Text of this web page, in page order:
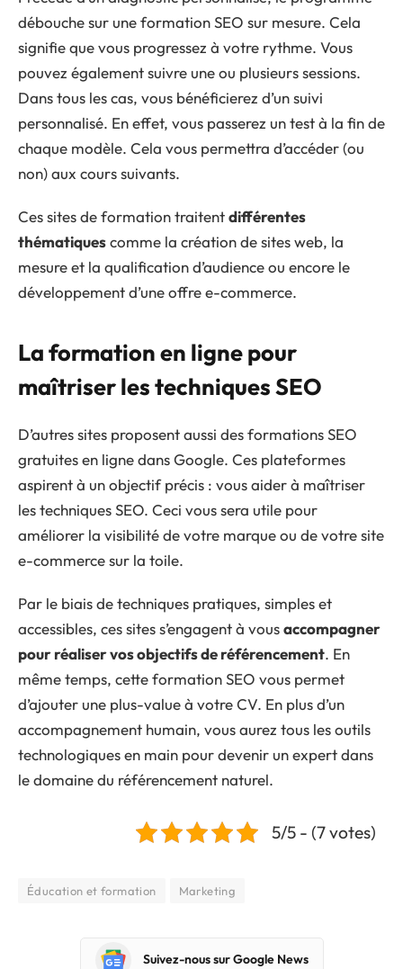
débouche sur une formation SEO sur mesure. Cela
signifie que vous progressez à votre rythme. Vous
pouvez également suivre une ou plusieurs sessions.
Dans tous les cas, vous bénéficierez d’un suivi
personnalisé. En effet, vous passerez un test à la fin de
chaque modèle. Cela vous permettra d’accéder (ou
non) aux cours suivants.
Ces sites de formation traitentdifférentes
thématiquescomme la création de sites web, la
mesure et la qualification d’audience ou encore le
développement d’une offre e-commerce.
La formation en ligne pour
maîtriser les techniques SEO
D’autres sites proposent aussi des formations SEO
gratuites en ligne dans Google. Ces plateformes
aspirent à un objectif précis : vous aider à maîtriser
les techniques SEO. Ceci vous sera utile pour
améliorer la visibilité de votre marque ou de votre site
e-commerce sur la toile.
Par le biais de techniques pratiques, simples et
accessibles, ces sites s’engagent à vousaccompagner
pour réaliser vos objectifs de référencement. En
même temps, cette formation SEO vous permet
d’ajouter une plus-value à votre CV. En plus d’un
accompagnement humain, vous aurez tous les outils
technologiques en main pour devenir un expert dans
le domaine du référencement naturel.
5/5 - (7 votes)
Éducation et formation Marketing
Suivez-nous sur Google News